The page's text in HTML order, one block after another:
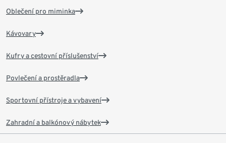
Oblečení pro miminka
Kávovary
Kufry a cestovní příslušenství
Povlečení a prostěradla
Sportovní přístroje a vybavení
Zahradní a balkónový nábytek